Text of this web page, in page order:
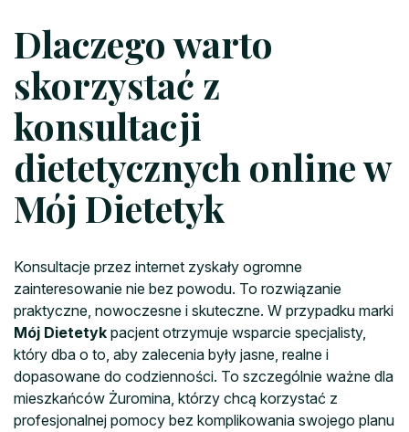
Dlaczego warto
skorzystać z
konsultacji
dietetycznych online w
Mój Dietetyk
Konsultacje przez internet zyskały ogromne
zainteresowanie nie bez powodu. To rozwiązanie
praktyczne, nowoczesne i skuteczne. W przypadku marki
Mój Dietetyk pacjent otrzymuje wsparcie specjalisty,
który dba o to, aby zalecenia były jasne, realne i
dopasowane do codzienności. To szczególnie ważne dla
mieszkańców Żuromina, którzy chcą korzystać z
profesjonalnej pomocy bez komplikowania swojego planu